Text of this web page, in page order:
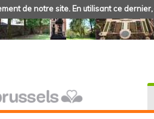
de notre site. En utilisant ce